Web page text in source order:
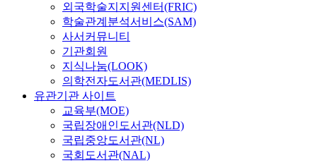
외국학술지지원센터(FRIC)
학술관계분석서비스(SAM)
사서커뮤니티
기관회원
지식나눔(LOOK)
의학전자도서관(MEDLIS)
유관기관 사이트
교육부(MOE)
국립장애인도서관(NLD)
국립중앙도서관(NL)
국회도서관(NAL)